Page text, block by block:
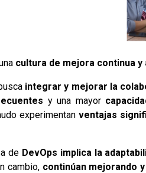
cultura de mejora continua y
integrar y mejorar la
y una mayor
experimentan ventajas
de DevOps implica la
cambio, continúan mejorando